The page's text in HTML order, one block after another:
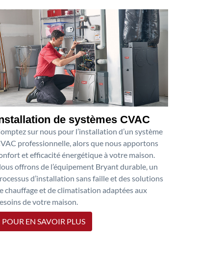
de systèmes CVAC
sur nous pour l’installation d’un système
professionnelle, alors que nous apportons
et efficacité énergétique à votre maison.
offrons de l’équipement Bryant durable, un
d’installation sans faille et des solutions
chauffage et de climatisation adaptées aux
de votre maison.
POUR EN SAVOIR PLUS